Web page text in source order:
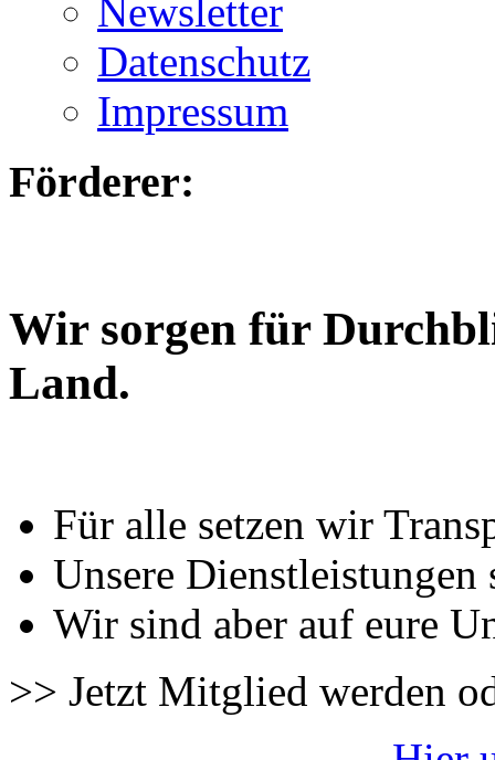
Newsletter
Datenschutz
Impressum
Förderer:
Wir sorgen für
Land.
Für alle setzen wir
Unsere Dienstleistungen
Wir sind aber auf eure
>> Jetzt Mitglied werden